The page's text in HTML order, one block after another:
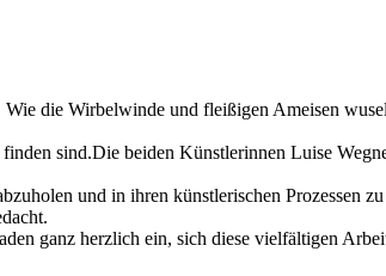
die Wirbelwinde und fleißigen Ameisen
sind.Die beiden Künstlerinnen Luise
und in ihren künstlerischen Prozessen
ganz herzlich ein, sich diese vielfältigen